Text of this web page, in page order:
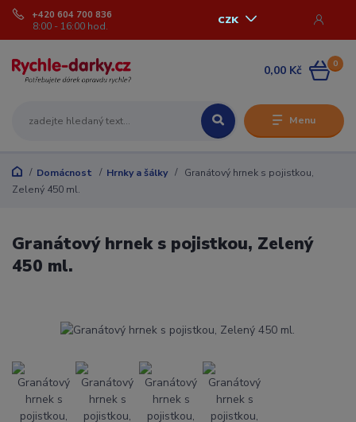
Menu
CZK
+420 604 700 836
8:00 - 16:00 hod.
0
0,00 Kč
Domácnost Hrnky a šálky
Granátový hrnek s pojistkou,
Zelený 450 ml.
Granátový hrnek s pojistkou, Zelený
450 ml.